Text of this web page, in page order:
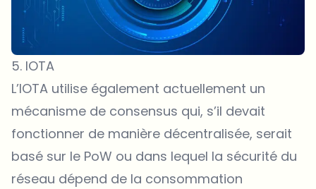
5. IOTA
L’IOTA utilise également actuellement un
mécanisme de consensus qui, s’il devait
fonctionner de manière décentralisée, serait
basé sur le PoW ou dans lequel la sécurité du
réseau dépend de la consommation